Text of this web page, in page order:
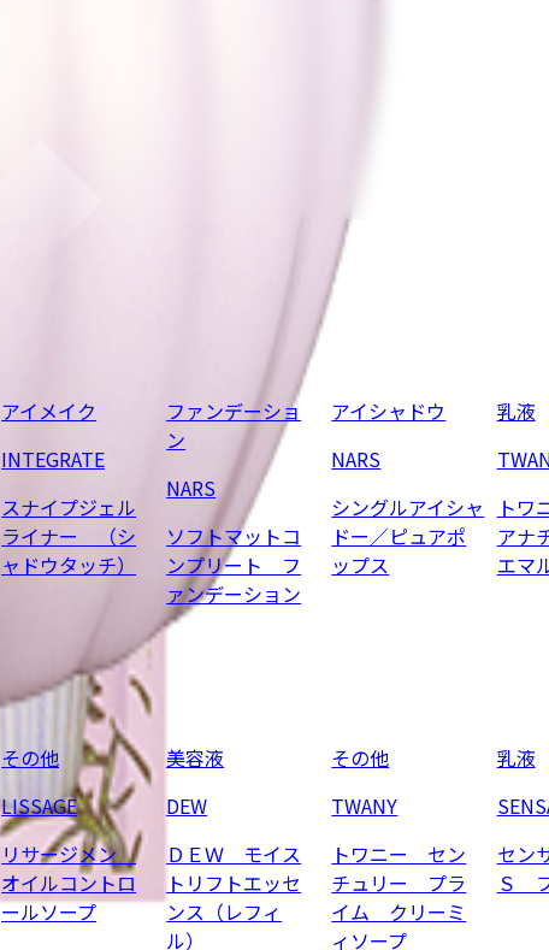
アイメイク
INTEGRATE
スナイプジェル
ライナー （シ
ャドウタッチ）
ファンデーショ
ン
NARS
ソフトマットコ
ンプリート フ
ァンデーション
アイシャドウ
NARS
シングルアイシャ
ドー／ピュアポ
ップス
乳液
ト
アナ
エマ
その他
LISSAGE
リサージメン
オイルコントロ
ールソープ
美容液
DEW
ＤＥＷ モイス
トリフトエッセ
ンス（レフィ
ル）
その他
TWANY
トワニー セン
チュリー プラ
イム クリーミ
ィソープ
乳液
セン
Ｓ